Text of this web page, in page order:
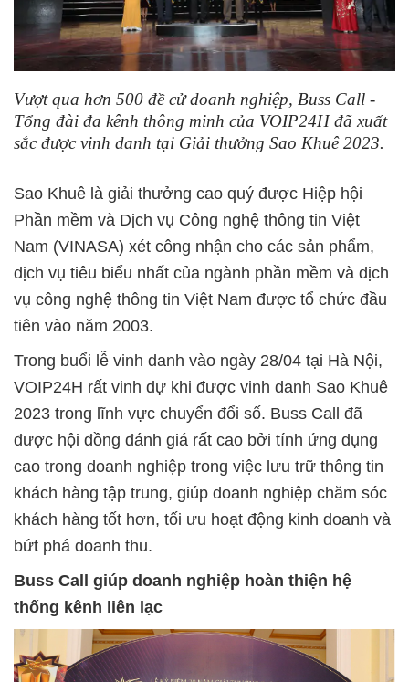
Vượt qua hơn 500 đề cử doanh nghiệp, Buss Call -
Tổng đài đa kênh thông minh của VOIP24H đã xuất
sắc được vinh danh tại Giải thưởng Sao Khuê 2023.
Sao Khuê là giải thưởng cao quý được Hiệp hội
Phần mềm và Dịch vụ Công nghệ thông tin Việt
Nam (VINASA) xét công nhận cho các sản phẩm,
dịch vụ tiêu biểu nhất của ngành phần mềm và dịch
vụ công nghệ thông tin Việt Nam được tổ chức đầu
tiên vào năm 2003.
Trong buổi lễ vinh danh vào ngày 28/04 tại Hà Nội,
VOIP24H rất vinh dự khi được vinh danh Sao Khuê
2023 trong lĩnh vực chuyển đổi số. Buss Call đã
được hội đồng đánh giá rất cao bởi tính ứng dụng
cao trong doanh nghiệp trong việc lưu trữ thông tin
khách hàng tập trung, giúp doanh nghiệp chăm sóc
khách hàng tốt hơn, tối ưu hoạt động kinh doanh và
bứt phá doanh thu.
Buss Call giúp doanh nghiệp hoàn thiện hệ
thống kênh liên lạc